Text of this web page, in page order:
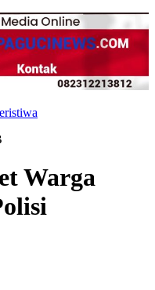
Warga